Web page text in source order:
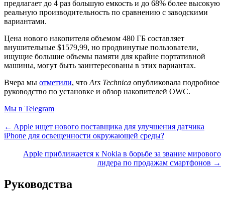
предлагает до 4 раз большую емкость и до 68% более высокую
реальную производительность по сравнению с заводскими
вариантами.
Цена нового накопителя объемом 480 ГБ составляет
внушительные $1579,99, но продвинутые пользователи,
ищущие большие объемы памяти для крайне портативной
машины, могут быть заинтересованы в этих вариантах.
Вчера мы отметили, что Ars Technica опубликовала подробное
руководство по установке и обзор накопителей OWC.
Мы в Telegram
← Apple ищет нового поставщика для улучшения датчика
iPhone для освещенности окружающей среды?
Apple приближается к Nokia в борьбе за звание мирового
лидера по продажам смартфонов →
Руководства